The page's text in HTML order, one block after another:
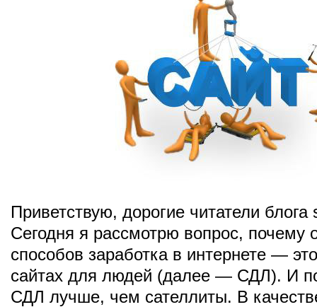
Приветствую, дорогие читатели блога
Сегодня я рассмотрю вопрос, почему
способов заработка в интернете —
сайтах для людей (далее — СДЛ). И
СДЛ лучше, чем сателлиты. В